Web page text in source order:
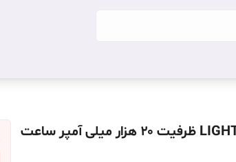
پاوربانک گلوریمی LIGHTCORE ظرفیت ۲۰ هزار میلی آمپر ساعت